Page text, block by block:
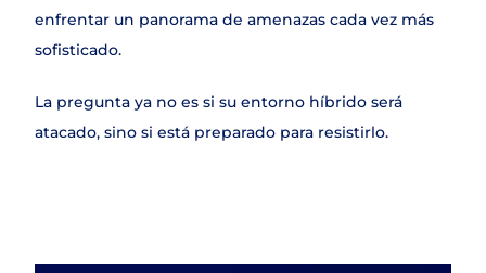
enfrentar un panorama de amenazas cada vez más
sofisticado.
La pregunta ya no es si su entorno híbrido será
atacado, sino si está preparado para resistirlo.